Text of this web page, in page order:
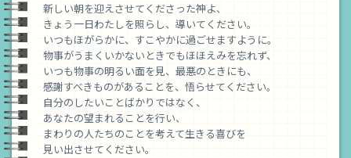
新しい朝を迎えさせてくださった神よ、
きょう一日わたしを照らし、導いてください。
いつもほがらかに、すこやかに過ごせますように。
物事がうまくいかないときでもほほえみを忘れず、
いつも物事の明るい面を見、最悪のときにも、
感謝すべきものがあることを、悟らせてください。
自分のしたいことばかりではなく、
あなたの望まれることを行い、
まわりの人たちのことを考えて生きる喜びを
見い出させてください。